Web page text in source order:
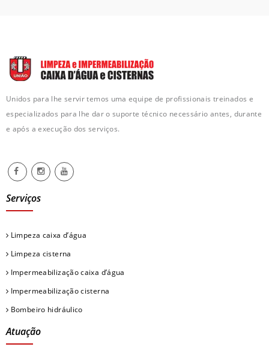
Unidos para lhe servir temos uma equipe de profissionais treinados e
especializados para lhe dar o suporte técnico necessário antes, durante
e após a execução dos serviços.
Serviços
Limpeza caixa d’água
Limpeza cisterna
Impermeabilização caixa d’água
Impermeabilização cisterna
Bombeiro hidráulico
Atuação